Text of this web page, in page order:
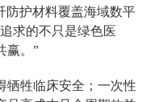
防护材料覆盖海域数平
求的不只是绿色医
赢。”
牺牲临床安全；一次性